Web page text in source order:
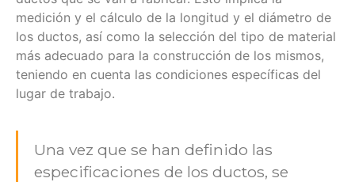
medición y el cálculo de la longitud y el diámetro de
los ductos, así como la selección del tipo de material
más adecuado para la construcción de los mismos,
teniendo en cuenta las condiciones específicas del
lugar de trabajo.
Una vez que se han definido las
especificaciones de los ductos, se